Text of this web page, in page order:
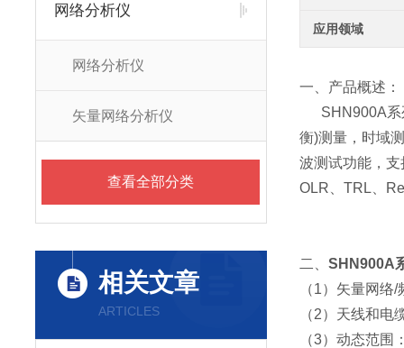
网络分析仪
网络分析仪
矢量网络分析仪
查看全部分类
相关文章
ARTICLES
应用领域
一、产品概述：
SHN900A系
衡)测量，时域
波测试功能，
OLR、TRL、
二、SHN900A
（1）矢量网
（2）天线和
（3）动态范围